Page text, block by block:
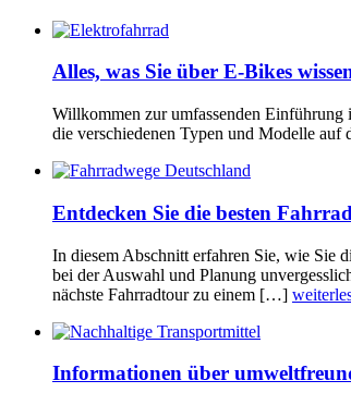
Alles, was Sie über E-Bikes
Willkommen zur umfassenden
die verschiedenen Typen und Modelle
Entdecken Sie die besten
In diesem Abschnitt erfahren Sie, wie Sie
bei der Auswahl und Planung
nächste Fahrradtour zu einem […]
Informationen über